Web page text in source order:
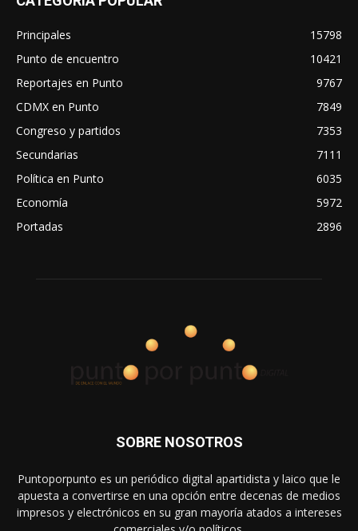
Principales
15798
Punto de encuentro
10421
Reportajes en Punto
9767
CDMX en Punto
7849
Congreso y partidos
7353
Secundarias
7111
Política en Punto
6035
Economía
5972
Portadas
2896
SOBRE NOSOTROS
Puntoporpunto es un periódico digital apartidista y laico que le
apuesta a convertirse en una opción entre decenas de medios
impresos y electrónicos en su gran mayoría atados a intereses